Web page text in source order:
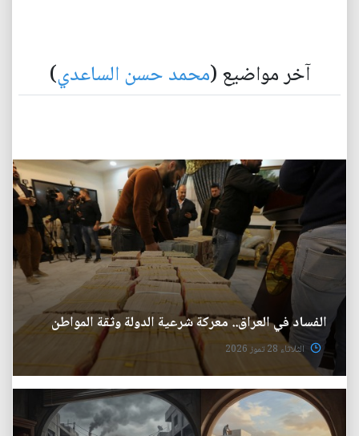
آخر مواضيع (محمد حسن الساعدي)
الفساد في العراق.. معركة شرعية الدولة وثقة المواطن
الثلاثاء 28 تموز 2026